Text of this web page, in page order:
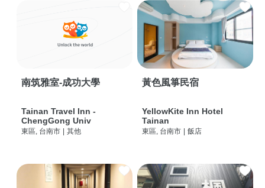
南筑雅室-成功大學
Tainan Travel Inn -
ChengGong Univ
東區, 台南市 | 其他
黃色風箏民宿
YellowKite Inn Hotel
Tainan
東區, 台南市 | 飯店